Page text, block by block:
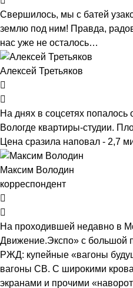
Свершилось, мы с батей
землю под ним! Правда,
нас уже не осталось…
Алексей Третьяков
На днях в соцсетях
Вологде квартиры-студии.
Цена сразила наповал - 2,7
Максим Володин
корреспондент
На проходившей недавно в
Движение.Экспо» с большой
РЖД: купейные «вагоны
вагоны СВ. С широкими
экранами и прочими